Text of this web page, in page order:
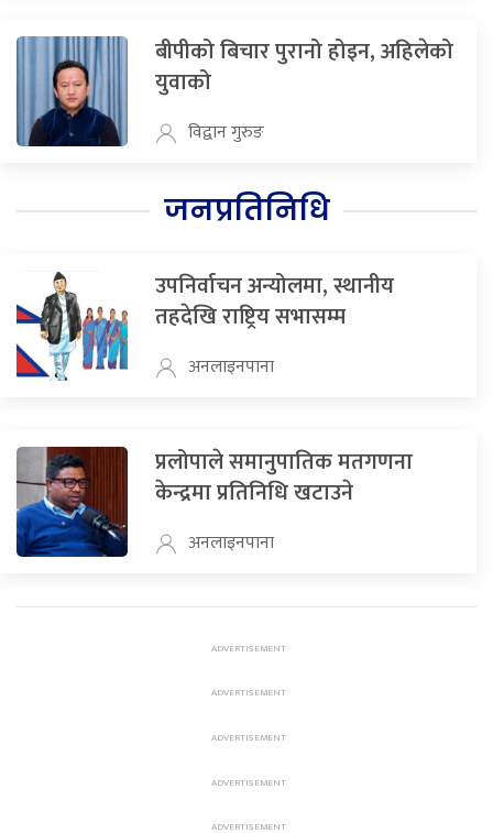
बीपीको बिचार पुरानो होइन, अहिलेको
युवाको
विद्वान गुरुङ
जनप्रतिनिधि
उपनिर्वाचन अन्योलमा, स्थानीय
तहदेखि राष्ट्रिय सभासम्म
अनलाइनपाना
प्रलोपाले समानुपातिक मतगणना
केन्द्रमा प्रतिनिधि खटाउने
अनलाइनपाना